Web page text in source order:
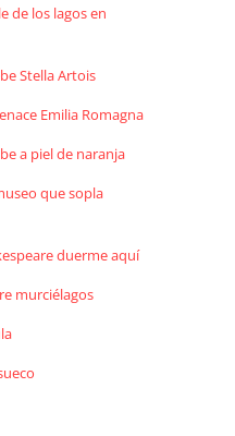
de los lagos en
Stella Artois
Emilia Romagna
a piel de naranja
que sopla
duerme aquí
murciélagos